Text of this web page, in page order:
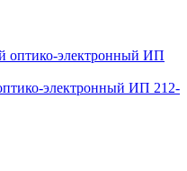
электронный ИП 212-